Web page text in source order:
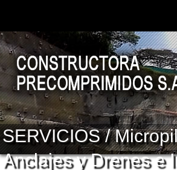
SERVICIOS /
Anclajes y Drenes e